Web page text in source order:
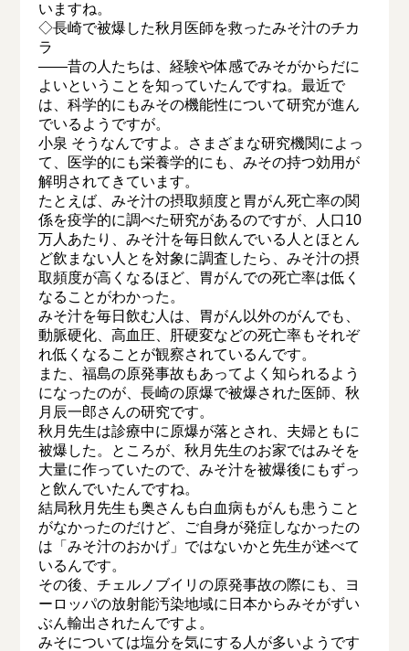
いますね。
◇長崎で被爆した秋月医師を救ったみそ汁のチカ
ラ
――昔の人たちは、経験や体感でみそがからだに
よいということを知っていたんですね。最近で
は、科学的にもみその機能性について研究が進ん
でいるようですが。
小泉 そうなんですよ。さまざまな研究機関によっ
て、医学的にも栄養学的にも、みその持つ効用が
解明されてきています。
たとえば、みそ汁の摂取頻度と胃がん死亡率の関
係を疫学的に調べた研究があるのですが、人口10
万人あたり、みそ汁を毎日飲んでいる人とほとん
ど飲まない人とを対象に調査したら、みそ汁の摂
取頻度が高くなるほど、胃がんでの死亡率は低く
なることがわかった。
みそ汁を毎日飲む人は、胃がん以外のがんでも、
動脈硬化、高血圧、肝硬変などの死亡率もそれぞ
れ低くなることが観察されているんです。
また、福島の原発事故もあってよく知られるよう
になったのが、長崎の原爆で被爆された医師、秋
月辰一郎さんの研究です。
秋月先生は診療中に原爆が落とされ、夫婦ともに
被爆した。ところが、秋月先生のお家ではみそを
大量に作っていたので、みそ汁を被爆後にもずっ
と飲んでいたんですね。
結局秋月先生も奥さんも白血病もがんも患うこと
がなかったのだけど、ご自身が発症しなかったの
は「みそ汁のおかげ」ではないかと先生が述べて
いるんです。
その後、チェルノブイリの原発事故の際にも、ヨ
ーロッパの放射能汚染地域に日本からみそがずい
ぶん輸出されたんですよ。
みそについては塩分を気にする人が多いようです